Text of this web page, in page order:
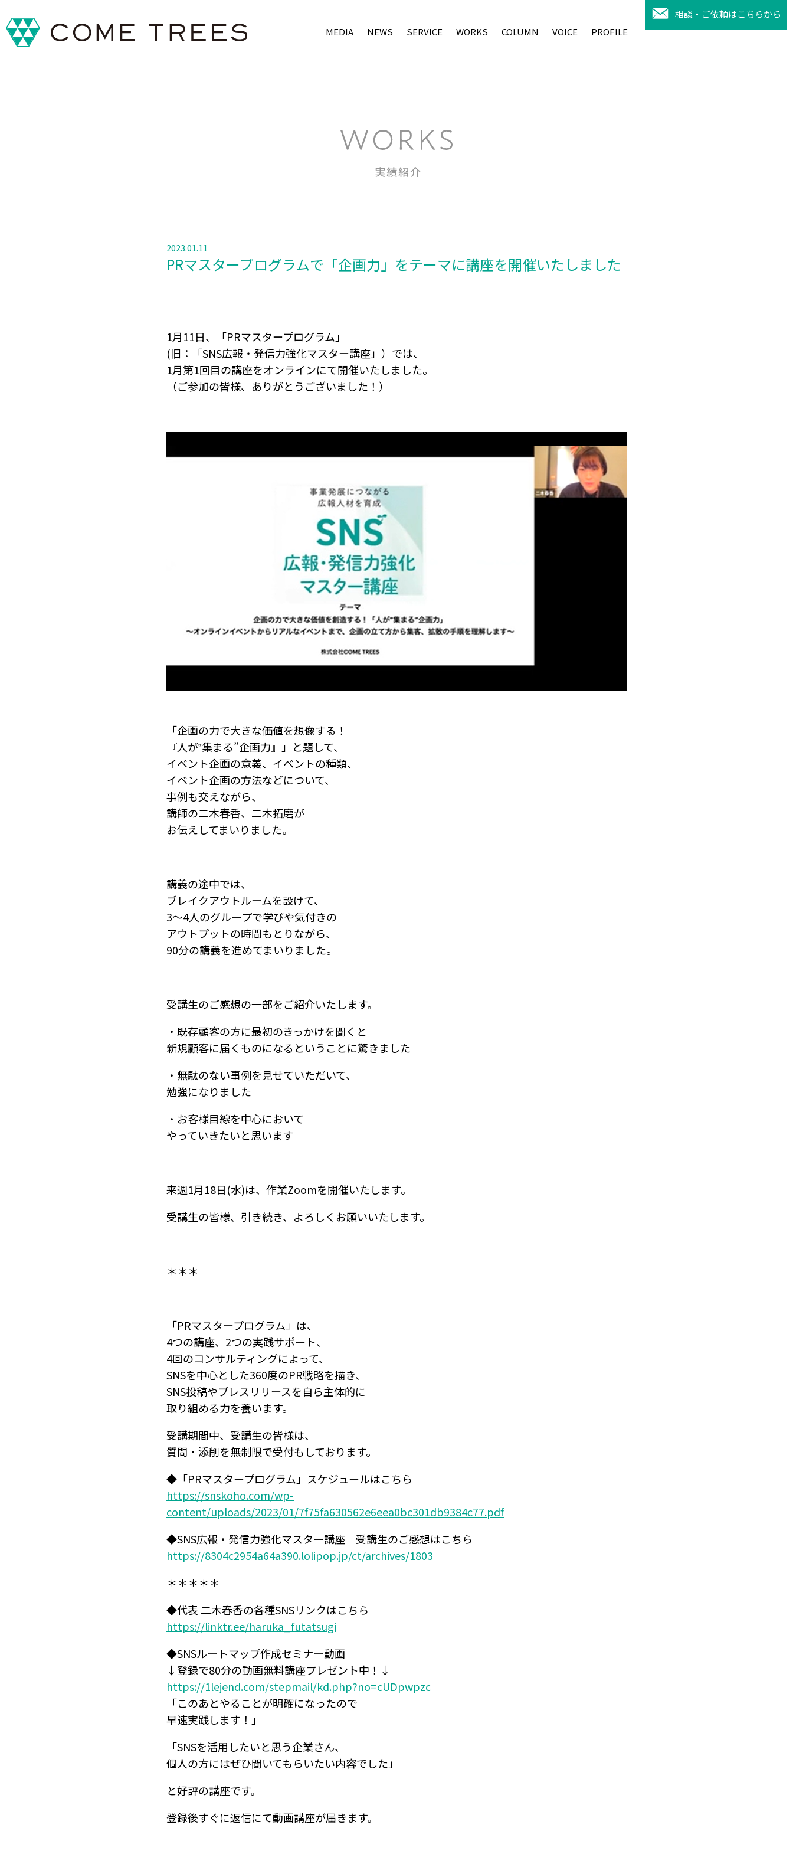
相談・ご依頼はこちらから
MEDIA
NEWS SERVICE WORKS COLUMN VOICE PROFILE
2023.01.11
PRマスタープログラムで「企画力」をテーマに講座を開催いたしました
1月11日、「PRマスタープログラム」
(旧：「SNS広報・発信力強化マスター講座」）では、
1月第1回目の講座をオンラインにて開催いたしました。
（ご参加の皆様、ありがとうございました！）
「企画の力で大きな価値を想像する！
『人が‟集まる”企画力』」と題して、
イベント企画の意義、イベントの種類、
イベント企画の方法などについて、
事例も交えながら、
講師の二木春香、二木拓磨が
お伝えしてまいりました。
講義の途中では、
ブレイクアウトルームを設けて、
3～4人のグループで学びや気付きの
アウトプットの時間もとりながら、
90分の講義を進めてまいりました。
受講生のご感想の一部をご紹介いたします。
・既存顧客の方に最初のきっかけを聞くと
新規顧客に届くものになるということに驚きました
・無駄のない事例を見せていただいて、
勉強になりました
・お客様目線を中心において
やっていきたいと思います
来週1月18日(水)は、作業Zoomを開催いたします。
受講生の皆様、引き続き、よろしくお願いいたします。
＊＊＊
「PRマスタープログラム」は、
4つの講座、2つの実践サポート、
4回のコンサルティングによって、
SNSを中心とした360度のPR戦略を描き、
SNS投稿やプレスリリースを自ら主体的に
取り組める力を養います。
受講期間中、受講生の皆様は、
質問・添削を無制限で受付もしております。
◆「PRマスタープログラム」スケジュールはこちら
https://snskoho.com/wp-
content/uploads/2023/01/7f75fa630562e6eea0bc301db9384c77.pdf
◆SNS広報・発信力強化マスター講座 受講生のご感想はこちら
https://8304c2954a64a390.lolipop.jp/ct/archives/1803
＊＊＊＊＊
◆代表 二木春香の各種SNSリンクはこちら
https://linktr.ee/haruka_futatsugi
◆SNSルートマップ作成セミナー動画
↓登録で80分の動画無料講座プレゼント中！↓
https://1lejend.com/stepmail/kd.php?no=cUDpwpzc
「このあとやることが明確になったので
早速実践します！」
「SNSを活用したいと思う企業さん、
個人の方にはぜひ聞いてもらいたい内容でした」
と好評の講座です。
登録後すぐに返信にて動画講座が届きます。